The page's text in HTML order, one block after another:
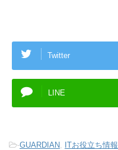
Twitter
LINE
-GUARDIAN ITお役立ち情報